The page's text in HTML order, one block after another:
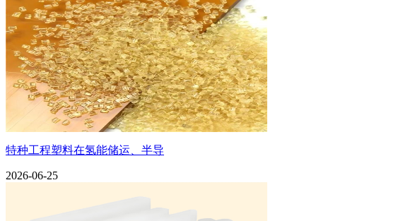
特种工程塑料在氢能储运、半导
2026-06-25